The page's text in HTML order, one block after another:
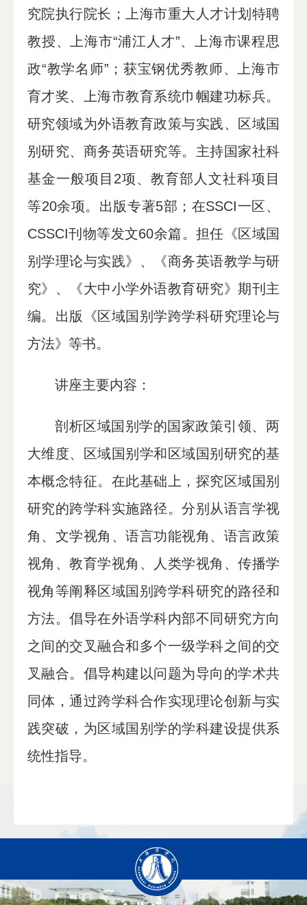
究院执行院长；上海市重大人才计划特聘
教授、上海市“浦江人才”、上海市课程思
政“教学名师”；获宝钢优秀教师、上海市
育才奖、上海市教育系统巾帼建功标兵。
研究领域为外语教育政策与实践、区域国
别研究、商务英语研究等。主持国家社科
基金一般项目2项、教育部人文社科项目
等20余项。出版专著5部；在SSCI一区、
CSSCI刊物等发文60余篇。担任《区域国
别学理论与实践》、《商务英语教学与研
究》、《大中小学外语教育研究》期刊主
编。出版《区域国别学跨学科研究理论与
方法》等书。
讲座主要内容：
剖析区域国别学的国家政策引领、两
大维度、区域国别学和区域国别研究的基
本概念特征。在此基础上，探究区域国别
研究的跨学科实施路径。分别从语言学视
角、文学视角、语言功能视角、语言政策
视角、教育学视角、人类学视角、传播学
视角等阐释区域国别跨学科研究的路径和
方法。倡导在外语学科内部不同研究方向
之间的交叉融合和多个一级学科之间的交
叉融合。倡导构建以问题为导向的学术共
同体，通过跨学科合作实现理论创新与实
践突破，为区域国别学的学科建设提供系
统性指导。